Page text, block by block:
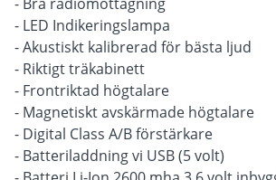
- LED Indikeringslampa
- Akustiskt kalibrerad för bästa ljud
- Riktigt träkabinett
- Frontriktad högtalare
- Magnetiskt avskärmade högtalare
- Digital Class A/B förstärkare
- Batteriladdning vi USB (5 volt)